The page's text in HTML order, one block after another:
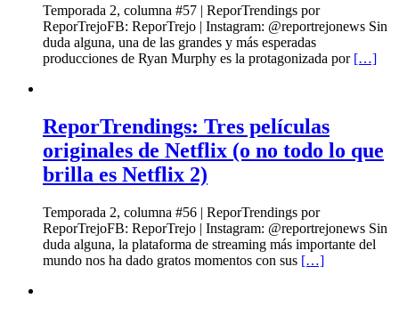
Temporada 2, columna #57 | ReporTrendings por
ReporTrejoFB: ReporTrejo | Instagram: @reportrejonews Sin
duda alguna, una de las grandes y más esperadas
producciones de Ryan Murphy es la protagonizada por […]
ReporTrendings: Tres películas
originales de Netflix (o no todo lo que
brilla es Netflix 2)
Temporada 2, columna #56 | ReporTrendings por
ReporTrejoFB: ReporTrejo | Instagram: @reportrejonews Sin
duda alguna, la plataforma de streaming más importante del
mundo nos ha dado gratos momentos con sus […]